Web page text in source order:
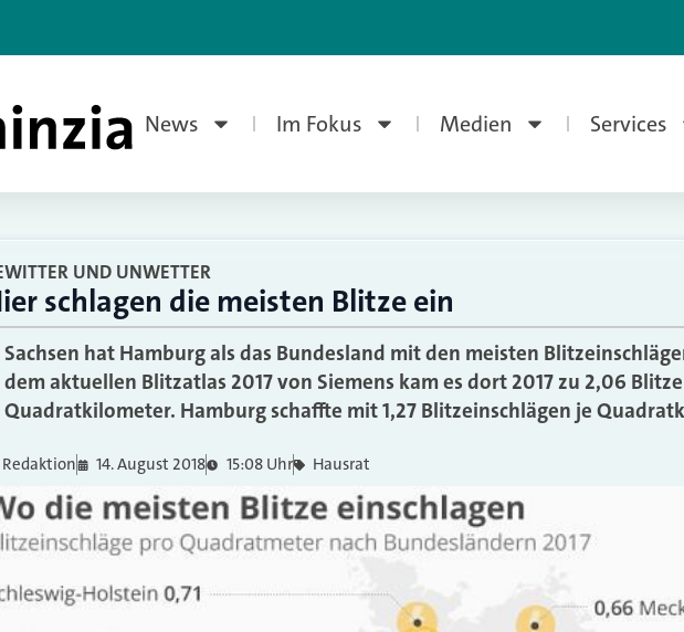
News Im Fokus Medien Services
UND UNWETTER
schlagen die meisten Blitze ein
Sachsen hat Hamburg als das Bundesland mit den meisten
dem aktuellen Blitzatlas 2017 von Siemens kam es dort 2017 zu 2,06
Quadratkilometer. Hamburg schaffte mit 1,27 Blitzeinschlägen je
Redaktion 14. August 2018 15:08 Uhr Hausrat